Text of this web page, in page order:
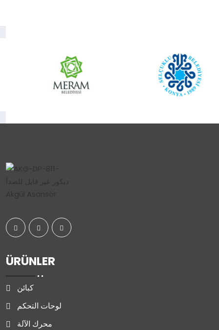
ÜRÜNLER
كبائن
لوحات التحكم
محرك الآلة